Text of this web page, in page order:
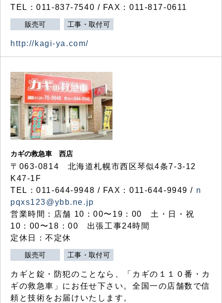
TEL：011-837-7540 / FAX：011-817-0611
販売可 工事・取付可
http://kagi-ya.com/
カギの救急車 西店
〒063-0814 北海道札幌市西区琴似4条7-3-12
K47-1F
TEL：011-644-9948 / FAX：011-644-9949 / n
pqxs123@ybb.ne.jp
営業時間：店舗 10：00〜19：00 土・日・祝
10：00〜18：00 出張工事24時間
定休日：不定休
販売可 工事・取付可
カギと錠・防犯のことなら、「カギの１１０番・カ
ギの救急車」にお任せ下さい。全国一の店舗数で信
頼と技術をお届けいたします。